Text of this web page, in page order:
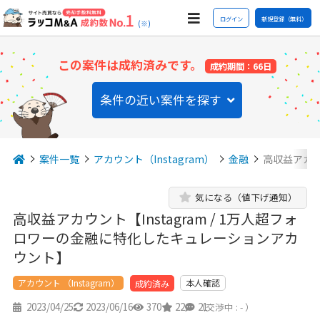
(※) ログイン 新規登録（無料）
この案件は成約済みです。 成約期間：66日
条件の近い案件を探す
案件一覧 アカウント（Instagram） 金融 高収益アカ
高収益アカウント【Instagram / 1万人超フォ
ロワーの金融に特化したキュレーションアカ
ウント】
気になる（値下げ通知）
アカウント （Instagram） 成約済み 本人確認
2023/04/25 2023/06/16 370 22 21
（交渉中 : - ）